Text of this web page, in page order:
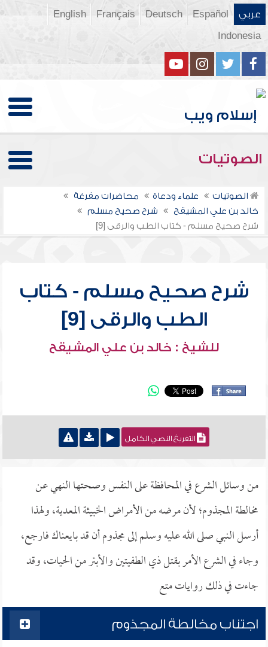
عربي Español
Deutsch
Français
English
Indonesia
الصوتيات
الصوتيات علماء ودعاة
محاضرات مفرغة
خالد بن علي المشيقح
شرح صحيح مسلم
شرح صحيح مسلم - كتاب الطب والرقى [9]
شرح صحيح مسلم - كتاب
الطب والرقى [9]
للشيخ : خالد بن علي المشيقح
التفريغ النصي الكامل
من وسائل الشرع في المحافظة على النفس وصحتها النهي عن
مخالطة المجذوم؛ لأن مرضه من الأمراض الخبيثة المعدية، ولهذا
أرسل النبي صلى الله عليه وسلم إلى مجذوم أن قد بايعناك فارجع،
وجاء في الشرع الأمر بقتل ذي الطفيتين والأبتر من الحيات، وقد
جاءت في ذلك روايات متع
اجتناب مخالطة المجذوم